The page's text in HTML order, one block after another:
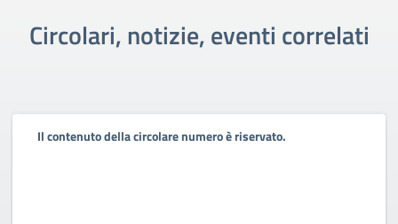
Circolari, notizie, eventi correlati
Il contenuto della circolare numero è riservato.